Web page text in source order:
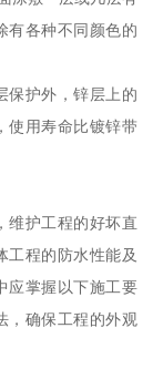
有各种不同颜色的
保护外，锌层上的
使用寿命比镀锌带
维护工程的好坏直
工程的防水性能及
应掌握以下施工要
，确保工程的外观